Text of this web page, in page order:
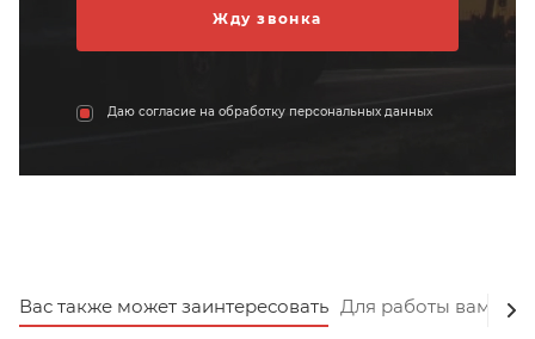
Даю согласие на обработку персональных данных
Вас также может заинтересовать Для работы вам